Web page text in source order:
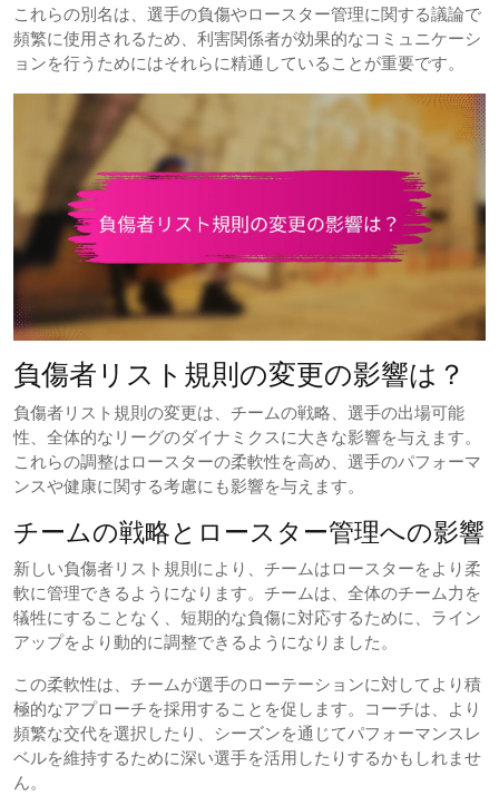
これらの別名は、選手の負傷やロースター管理に関する議論で
頻繁に使用されるため、利害関係者が効果的なコミュニケーシ
ョンを行うためにはそれらに精通していることが重要です。
負傷者リスト規則の変更の影響は？
負傷者リスト規則の変更は、チームの戦略、選手の出場可能
性、全体的なリーグのダイナミクスに大きな影響を与えます。
これらの調整はロースターの柔軟性を高め、選手のパフォーマ
ンスや健康に関する考慮にも影響を与えます。
チームの戦略とロースター管理への影響
新しい負傷者リスト規則により、チームはロースターをより柔
軟に管理できるようになります。チームは、全体のチーム力を
犠牲にすることなく、短期的な負傷に対応するために、ライン
アップをより動的に調整できるようになりました。
この柔軟性は、チームが選手のローテーションに対してより積
極的なアプローチを採用することを促します。コーチは、より
頻繁な交代を選択したり、シーズンを通じてパフォーマンスレ
ベルを維持するために深い選手を活用したりするかもしれませ
ん。